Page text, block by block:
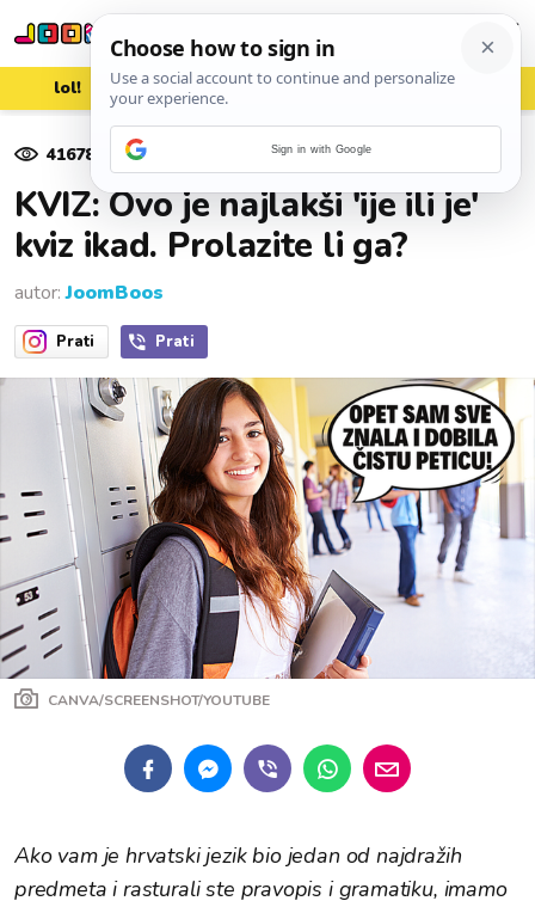
lol! aww vrh! woot?!
41678 pregleda
KVIZ: Ovo je najlakši 'ije ili je'
kviz ikad. Prolazite li ga?
autor:JoomBoos
Prati Prati
CANVA/SCREENSHOT/YOUTUBE
Ako vam je hrvatski jezik bio jedan od najdražih
predmeta i rasturali ste pravopis i gramatiku, imamo
Sign in with Google